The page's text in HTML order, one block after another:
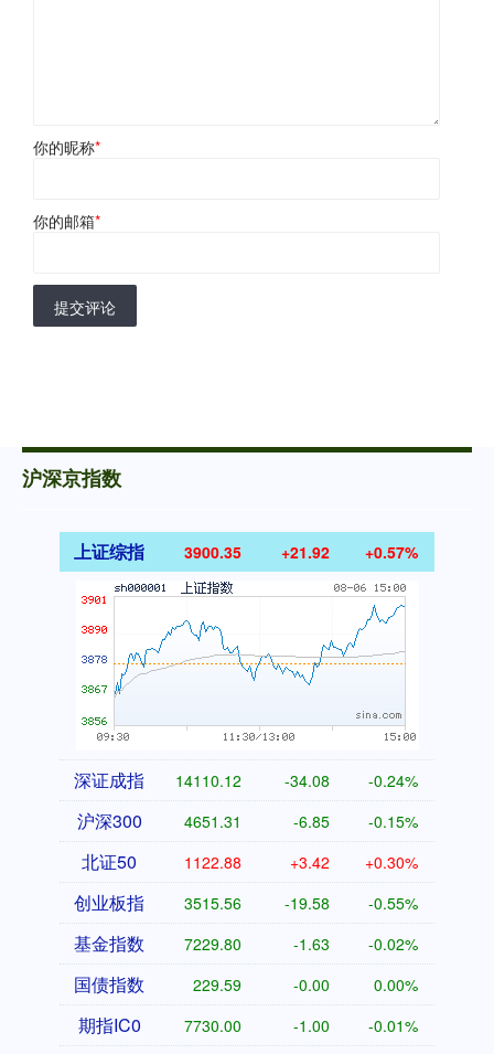
你的昵称*
你的邮箱*
提交评论
沪深京指数
上证综指 3900.35 +21.92 +0.57%
深证成指 14110.12 -34.08 -0.24%
沪深300 4651.31 -6.85 -0.15%
北证50 1122.88 +3.42 +0.30%
创业板指 3515.56 -19.58 -0.55%
基金指数 7229.80 -1.63 -0.02%
国债指数 229.59 -0.00 0.00%
期指IC0 7730.00 -1.00 -0.01%